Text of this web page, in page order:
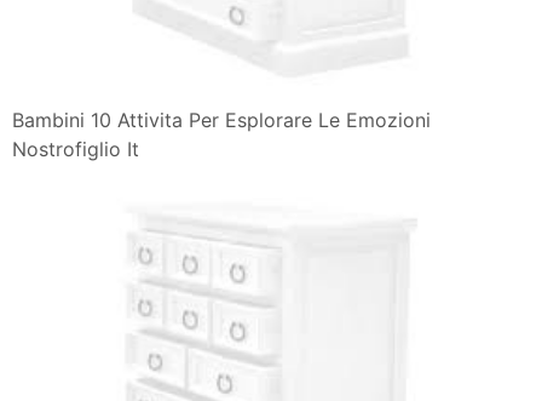
Bambini 10 Attivita Per Esplorare Le Emozioni
Nostrofiglio It